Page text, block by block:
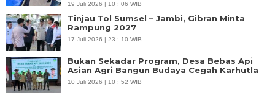
19 Juli 2026 | 10 : 06 WIB
Tinjau Tol Sumsel – Jambi, Gibran Minta
Rampung 2027
17 Juli 2026 | 23 : 10 WIB
Bukan Sekadar Program, Desa Bebas Api
Asian Agri Bangun Budaya Cegah Karhutla
10 Juli 2026 | 10 : 52 WIB